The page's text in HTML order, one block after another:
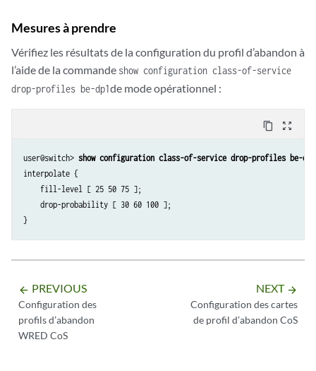
Mesures à prendre
Vérifiez les résultats de la configuration du profil d’abandon à
l’aide de la commande show configuration class-of-service
drop-profiles be-dp1de mode opérationnel :
content_copy zoom_out_map
user@switch> show configuration class-of-service drop-profiles be-dp1
interpolate {
    fill-level [ 25 50 75 ];
    drop-probability [ 30 60 100 ];
}
arrow_backward PREVIOUS
Configuration des
profils d’abandon
WRED CoS
NEXT arrow_forward
Configuration des cartes
de profil d’abandon CoS